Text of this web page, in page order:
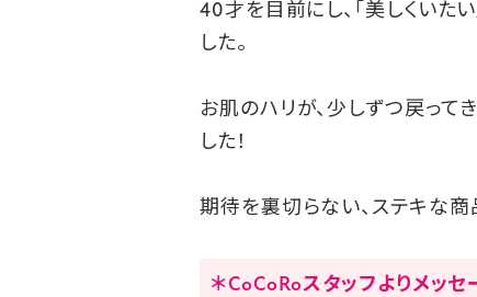
40才を目前にし、「美しくいた
した。
お肌のハリが、少しずつ戻って
した！
期待を裏切らない、ステキな商
＊CoCoRoスタッフよりメッセ